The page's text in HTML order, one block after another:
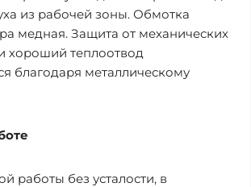
из рабочей зоны. Обмотка
медная. Защита от механических
хороший теплоотвод
благодаря металлическому
работы без усталости, в